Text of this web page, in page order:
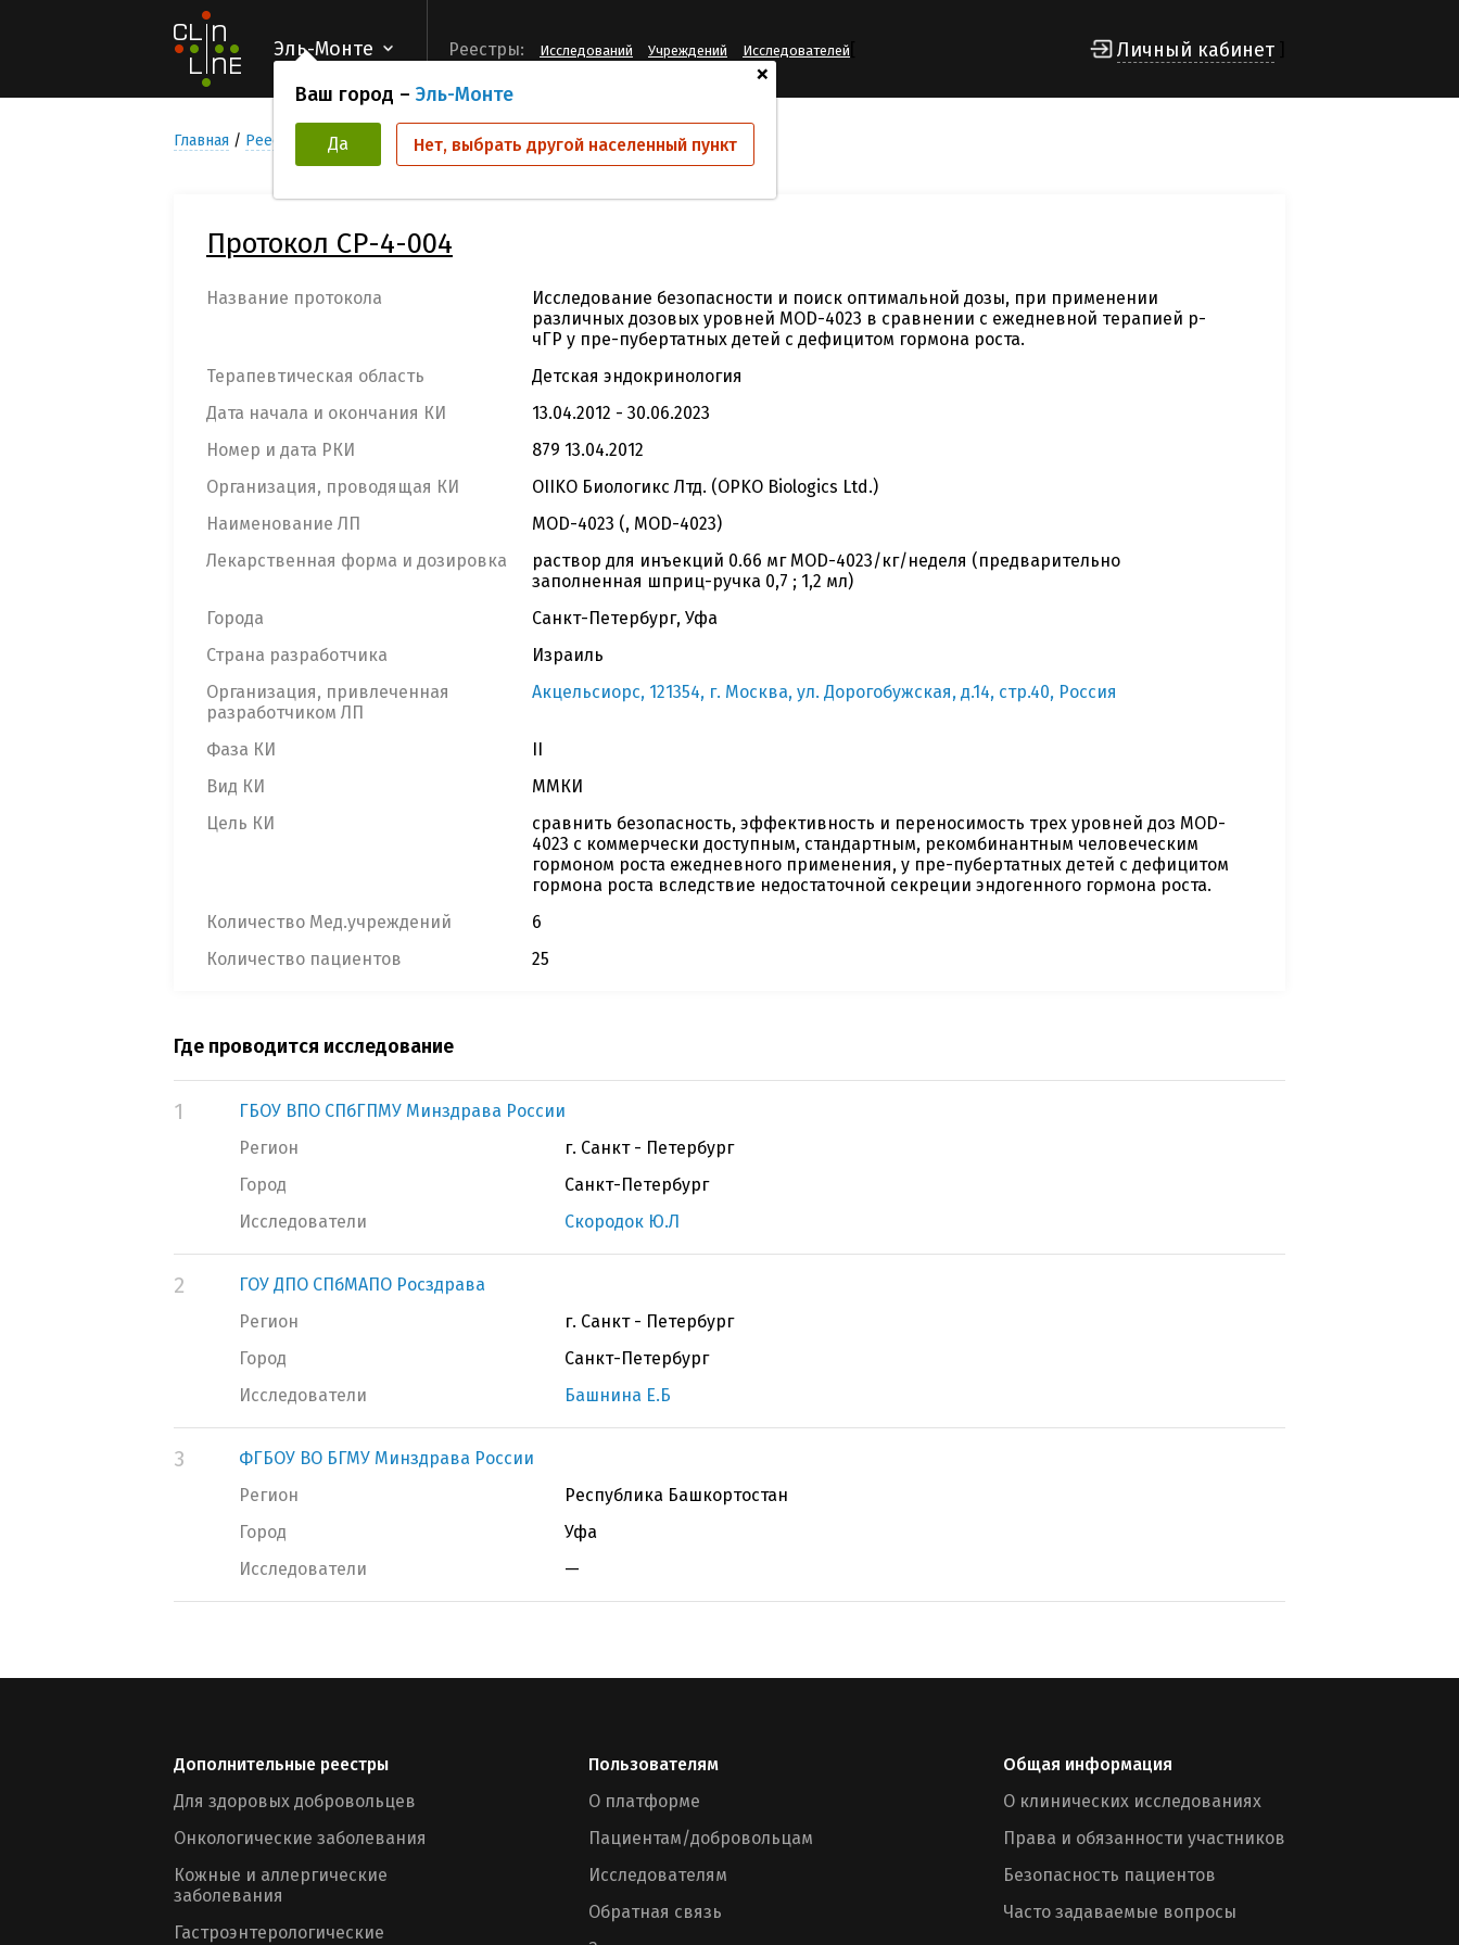
Эль-Монте
+
Ваш город – Эль-Монте
Да Нет, выбрать другой населенный пункт
Реестры: Исследований Учреждений Исследователей Личный кабинет
Главная Реестр Клинических исследований СР-4-004
Протокол СР-4-004
Название протокола
Исследование безопасности и поиск оптимальной дозы, при применении
различных дозовых уровней MOD-4023 в сравнении с ежедневной терапией р-
чГР у пре-пубертатных детей с дефицитом гормона роста.
Терапевтическая область
Детская эндокринология
Дата начала и окончания КИ
13.04.2012 - 30.06.2023
Номер и дата РКИ
879 13.04.2012
Организация, проводящая КИ
OIIKO Биологикс Лтд. (OPKO Biologics Ltd.)
Наименование ЛП
MOD-4023 (, MOD-4023)
Лекарственная форма и дозировка
раствор для инъекций 0.66 мг MOD-4023/кг/неделя (предварительно
заполненная шприц-ручка 0,7 ; 1,2 мл)
Города
Санкт-Петербург, Уфа
Страна разработчика
Израиль
Организация, привлеченная
разработчиком ЛП
Акцельсиорс, 121354, г. Москва, ул. Дорогобужская, д.14, стр.40, Россия
Фаза КИ
II
Вид КИ
ММКИ
Цель КИ
сравнить безопасность, эффективность и переносимость трех уровней доз MOD-
4023 с коммерчески доступным, стандартным, рекомбинантным человеческим
гормоном роста ежедневного применения, у пре-пубертатных детей с дефицитом
гормона роста вследствие недостаточной секреции эндогенного гормона роста.
Количество Мед.учреждений
6
Количество пациентов
25
Где проводится исследование
1
ГБОУ ВПО СПбГПМУ Минздрава России
Регион
г. Санкт - Петербург
Город
Санкт-Петербург
Исследователи
Скородок Ю.Л
2
ГОУ ДПО СПбМАПО Росздрава
Регион
г. Санкт - Петербург
Город
Санкт-Петербург
Исследователи
Башнина Е.Б
3
ФГБОУ ВО БГМУ Минздрава России
Регион
Республика Башкортостан
Город
Уфа
Исследователи
—
Дополнительные реестры
Для здоровых добровольцев
Онкологические заболевания
Кожные и аллергические
заболевания
Гастроэнтерологические
Пользователям
О платформе
Пациентам/добровольцам
Исследователям
Обратная связь
Общая информация
О клинических исследованиях
Права и обязанности участников
Безопасность пациентов
Часто задаваемые вопросы